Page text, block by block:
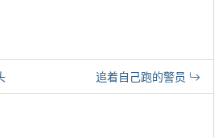
追着自己跑的警员